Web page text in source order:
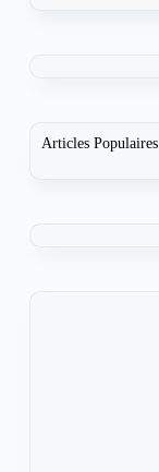
Articles Populaires